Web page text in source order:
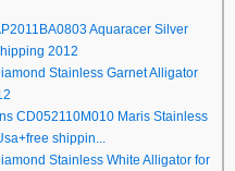
Aquaracer Silver
2012
Stainless Garnet Alligator
CD052110M010 Maris Stainless
shippin...
Stainless White Alligator for